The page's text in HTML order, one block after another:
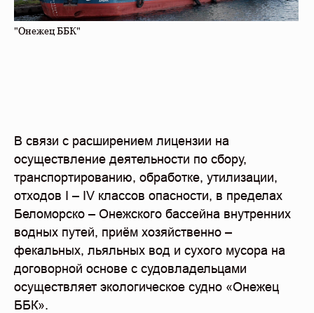
"Онежец ББК"
В связи с расширением лицензии на
осуществление деятельности по сбору,
транспортированию, обработке, утилизации,
отходов I – IV классов опасности, в пределах
Беломорско – Онежского бассейна внутренних
водных путей, приём хозяйственно –
фекальных, льяльных вод и сухого мусора на
договорной основе с судовладельцами
осуществляет экологическое судно «Онежец
ББК».